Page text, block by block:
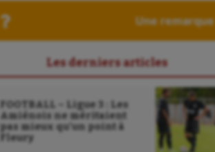
Une remarque
Les derniers articles
FOOTBALL – Ligue 3 : Les
Amiénois ne méritaient
pas mieux qu’un point à
Fleury